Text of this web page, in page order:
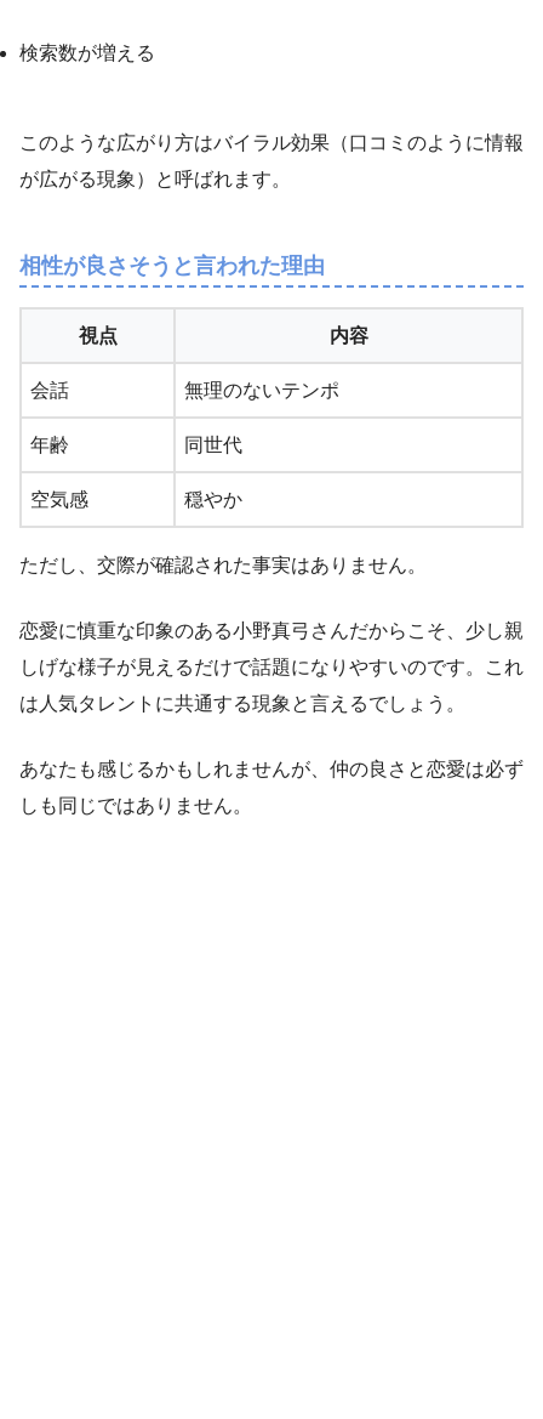
検索数が増える
このような広がり方はバイラル効果（口コミのように情報
が広がる現象）と呼ばれます。
相性が良さそうと言われた理由
視点 内容
会話 無理のないテンポ
年齢 同世代
空気感 穏やか
ただし、交際が確認された事実はありません。
恋愛に慎重な印象のある小野真弓さんだからこそ、少し親
しげな様子が見えるだけで話題になりやすいのです。これ
は人気タレントに共通する現象と言えるでしょう。
あなたも感じるかもしれませんが、仲の良さと恋愛は必ず
しも同じではありません。